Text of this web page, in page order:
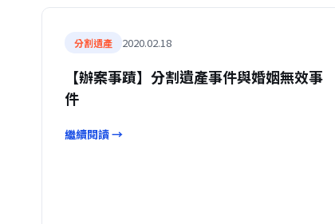
分割遺產 2020.02.18
【辦案事蹟】分割遺產事件與婚姻無效事
件
繼續閱讀 →